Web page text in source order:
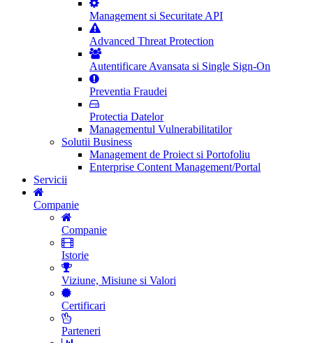
Management si Securitate API
Advanced Threat Protection
Autentificare Avansata si Single Sign-On
Preventia Fraudei
Protectia Datelor
Managementul Vulnerabilitatilor
Solutii Business
Management de Proiect si Portofoliu
Enterprise Content Management/Portal
Servicii
Companie
Companie
Istorie
Viziune, Misiune si Valori
Certificari
Parteneri